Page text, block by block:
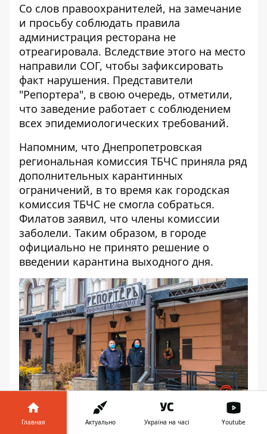
Со слов правоохранителей, на замечание
и просьбу соблюдать правила
администрация ресторана не
отреагировала. Вследствие этого на место
направили СОГ, чтобы зафиксировать
факт нарушения. Представители
"Репортера", в свою очередь, отметили,
что заведение работает с соблюдением
всех эпидемиологических требований.
Напомним, что Днепропетровская
региональная комиссия ТБЧС приняла ряд
дополнительных карантинных
ограничений, в то время как городская
комиссия ТБЧС не смогла собраться.
Филатов заявил, что члены комиссии
заболели. Таким образом, в городе
официально не принято решение о
введении карантина выходного дня.
Для фиксации нарушения на место
вызвали следственно-оперативную группу
Главная Актуально Україна на часі Youtube